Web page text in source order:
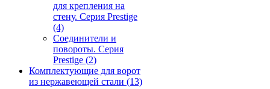
для крепления на
стену. Серия Prestige
(4)
Соединители и
повороты. Серия
Prestige (2)
Комплектующие для ворот
из нержавеющей стали (13)